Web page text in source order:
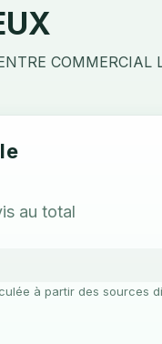
COMMERCIAL
au total
à partir des sources